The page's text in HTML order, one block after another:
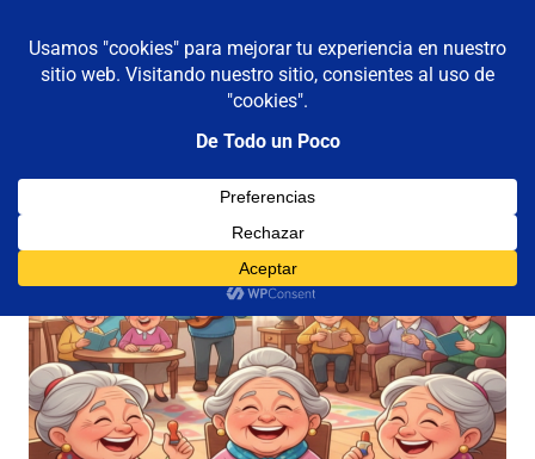
contenido
De todo un poco
Reflexiones,
Viajes
MENÚ